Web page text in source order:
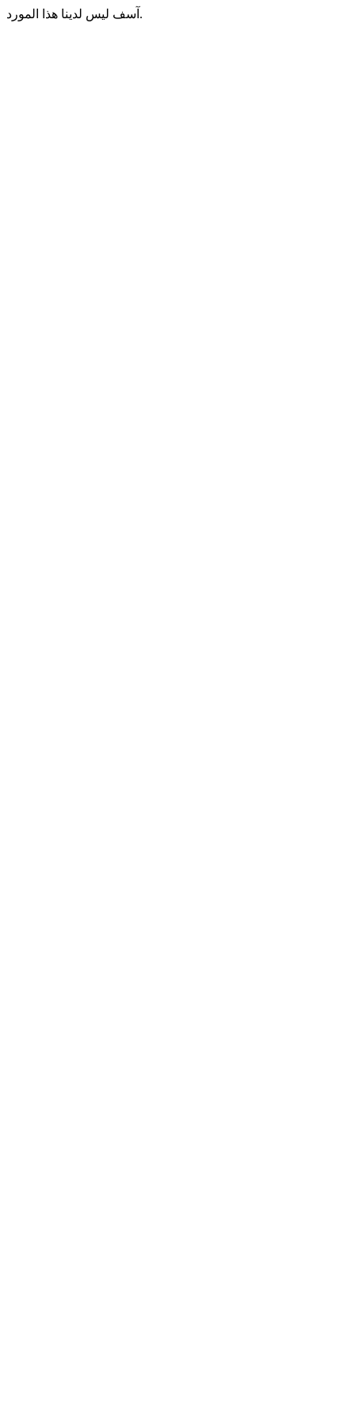
آسف ليس لدينا هذا المورد.